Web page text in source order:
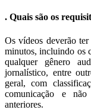
. Quais são os
Os vídeos deverão
minutos, incluindo os
qualquer gênero
jornalístico, entre
geral, com
comunicação e
anteriores.